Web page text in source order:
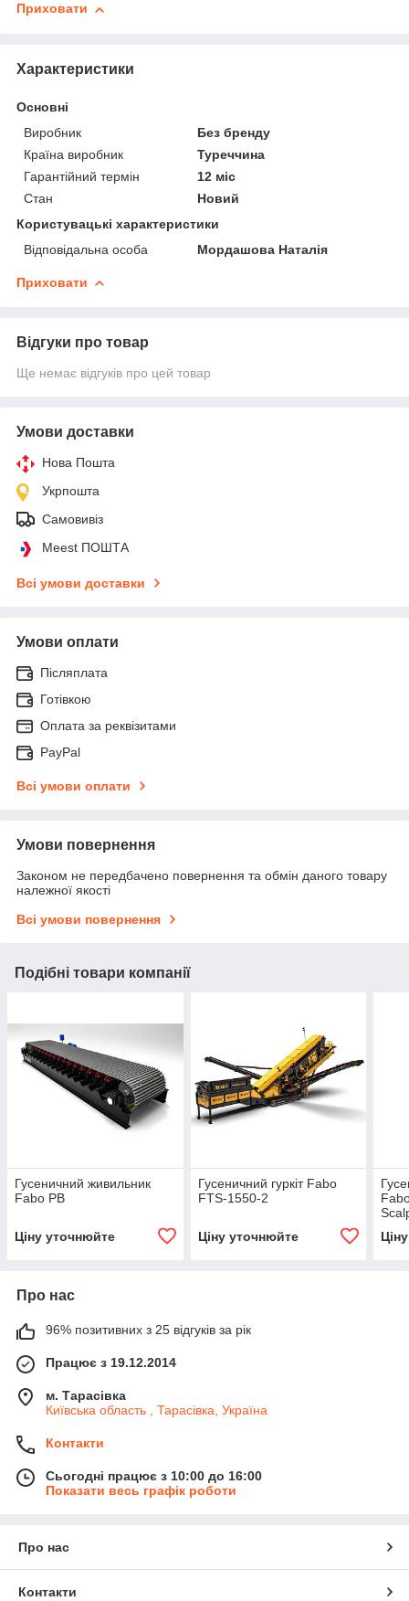
Приховати
Характеристики
Основні
Виробник
Без бренду
Країна виробник
Туреччина
Гарантійний термін
12 міс
Стан
Новий
Користувацькі характеристики
Відповідальна особа
Мордашова Наталія
Приховати
Відгуки про товар
Ще немає відгуків про цей товар
Умови доставки
Нова Пошта
Укрпошта
Самовивіз
Meest ПОШТА
Всі умови доставки
Умови оплати
Післяплата
Готівкою
Оплата за реквізитами
PayPal
Всі умови оплати
Умови повернення
Законом не передбачено повернення та обмін даного товару
належної якості
Всі умови повернення
Подібні товари компанії
Гусеничний живильник
Fabo PB
Ціну уточнюйте
Гусеничний гуркіт Fabo
FTS-1550-2
Ціну уточнюйте
Про нас
96% позитивних з 25 відгуків за рік
Працює з 19.12.2014
м. Тарасівка
Київська область , Тарасівка, Україна
Контакти
Сьогодні працює з 10:00 до 16:00
Показати весь графік роботи
Про нас
Контакти